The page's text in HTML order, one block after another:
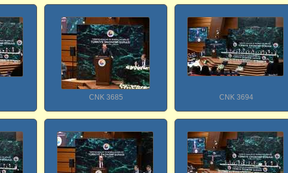
CNK 3685 CNK 3694